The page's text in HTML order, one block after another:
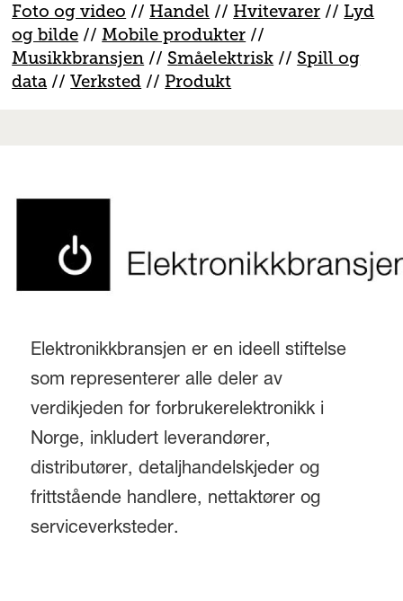
Foto og video // Handel // Hvitevarer // Lyd
og bilde //Mobile produkter //
Musikkbransjen // Småelektrisk // Spill og
data //Verksted // Produkt
Elektronikkbransjen er en ideell stiftelse
som representerer alle deler av
verdikjeden for forbrukerelektronikk i
Norge, inkludert leverandører,
distributører, detaljhandelskjeder og
frittstående handlere, nettaktører og
serviceverksteder.